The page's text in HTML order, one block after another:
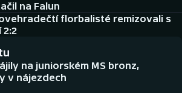
na Falun
florbalisté remizovali s
2:2
na juniorském MS bronz,
v nájezdech